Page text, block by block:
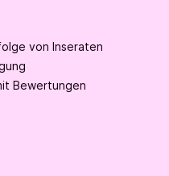
von Inseraten
Bewertungen